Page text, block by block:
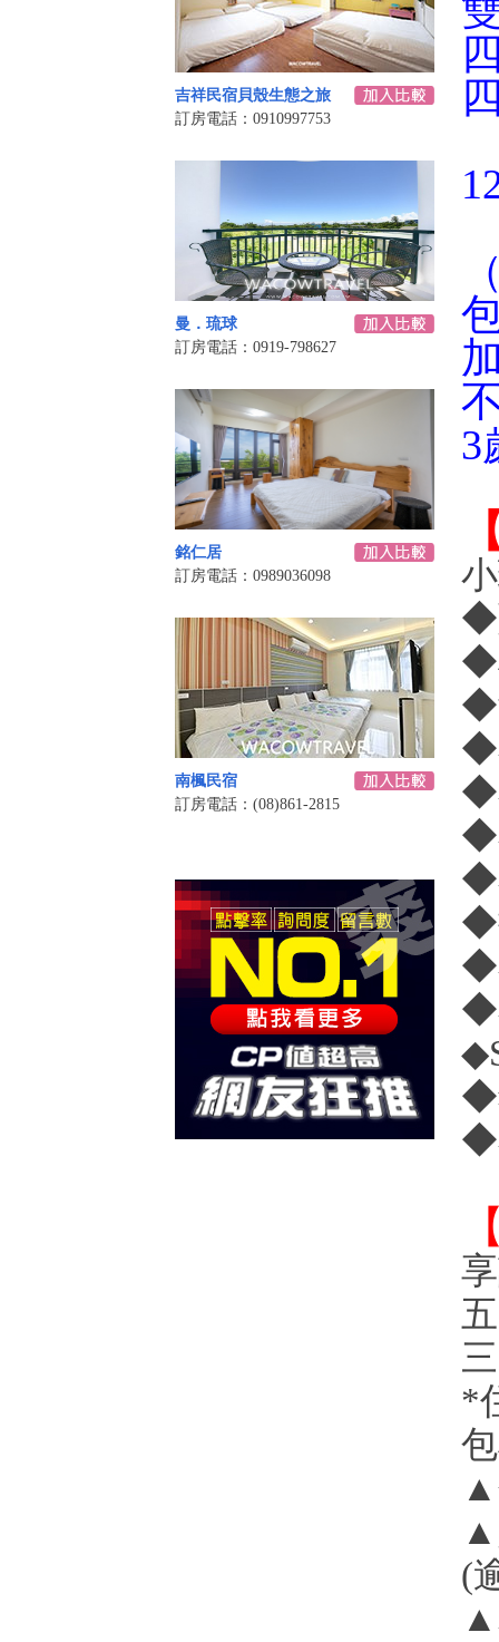
吉祥民宿貝殼生態之旅
訂房電話：0910997753
曼．琉球
訂房電話：0919-798627
銘仁居
訂房電話：0989036098
南楓民宿
訂房電話：(08)861-2815
3
◆
◆
◆
◆
◆
◆
◆
◆
◆
◆
◆
◆
*
▲
▲
(
▲